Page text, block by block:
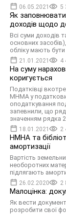
06.05.2021 5
Як заповнювати
доходів щодо
Всі суми доходів
основних
обліку мають бути
21.01.2021 4
На суму
коригується
Податківці
МНМА у
оподаткування
запевнили, що
значенням рядка
18.01.2021 2
НМНА та
амортизації
Вартість
необоротних
підлягають
26.02.2020 2
Малоцінка:
Як вести
розробити свої